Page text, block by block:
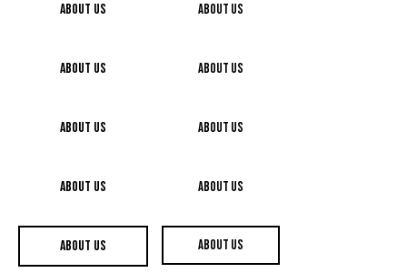
About Us About Us
About Us About Us
About Us About Us
About Us About Us
About Us About Us